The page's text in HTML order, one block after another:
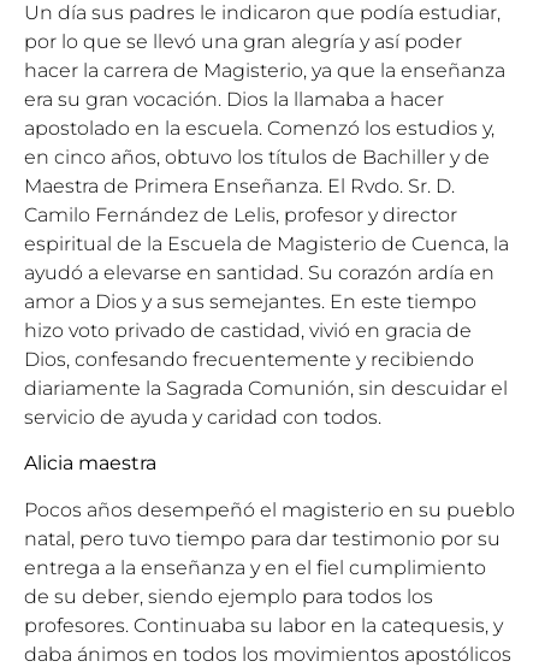
Un día sus padres le indicaron que podía estudiar,
por lo que se llevó una gran alegría y así poder
hacer la carrera de Magisterio, ya que la enseñanza
era su gran vocación. Dios la llamaba a hacer
apostolado en la escuela. Comenzó los estudios y,
en cinco años, obtuvo los títulos de Bachiller y de
Maestra de Primera Enseñanza. El Rvdo. Sr. D.
Camilo Fernández de Lelis, profesor y director
espiritual de la Escuela de Magisterio de Cuenca, la
ayudó a elevarse en santidad. Su corazón ardía en
amor a Dios y a sus semejantes. En este tiempo
hizo voto privado de castidad, vivió en gracia de
Dios, confesando frecuentemente y recibiendo
diariamente la Sagrada Comunión, sin descuidar el
servicio de ayuda y caridad con todos.
Alicia maestra
Pocos años desempeñó el magisterio en su pueblo
natal, pero tuvo tiempo para dar testimonio por su
entrega a la enseñanza y en el fiel cumplimiento
de su deber, siendo ejemplo para todos los
profesores. Continuaba su labor en la catequesis, y
daba ánimos en todos los movimientos apostólicos